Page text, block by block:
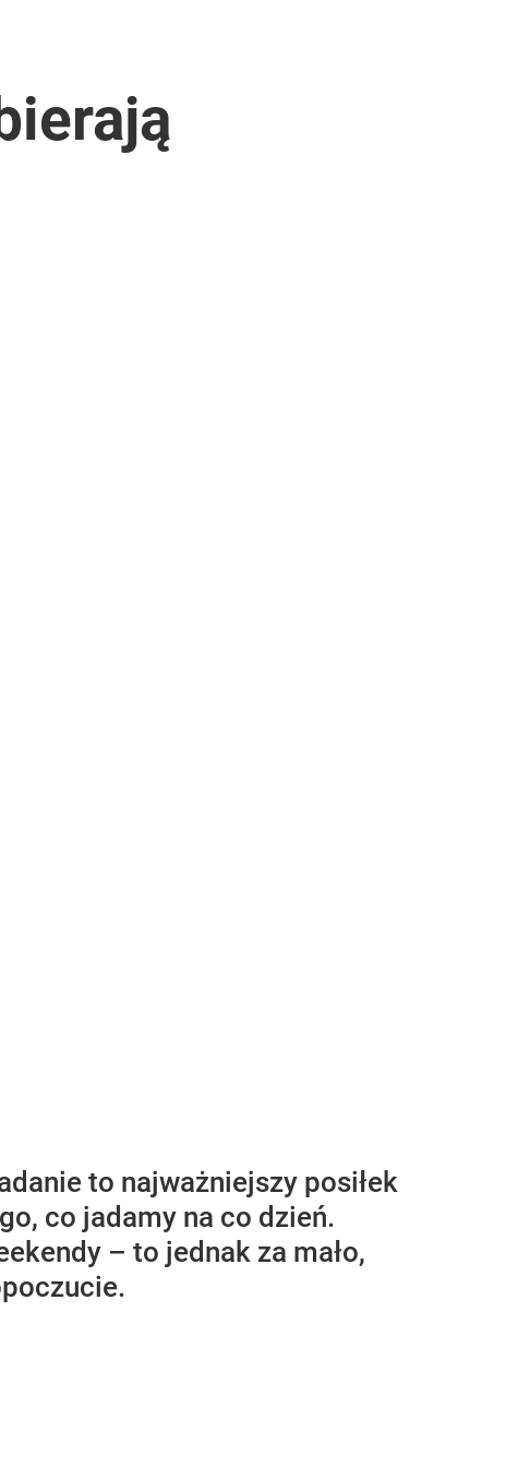
to najważniejszy posiłek
co jadamy na co dzień.
– to jednak za mało,